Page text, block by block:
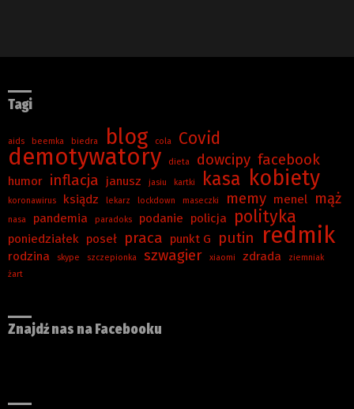
Tagi
aids beemka biedra blog cola Covid
demotywatory dieta dowcipy facebook
humor inflacja janusz jasiu kartki kasa kobiety
koronawirus ksiądz lekarz lockdown maseczki memy menel mąż
nasa pandemia paradoks podanie policja polityka
poniedziałek poseł praca punkt G putin redmik
rodzina skype szczepionka szwagier xiaomi zdrada
ziemniak
żart
Znajdź nas na Facebooku